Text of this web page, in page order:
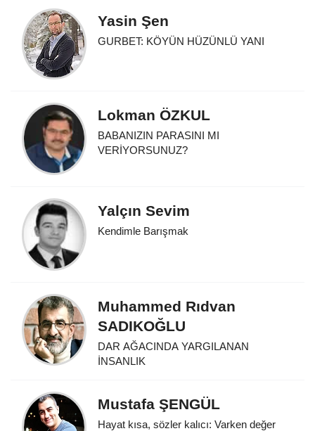
Yasin Şen
GURBET: KÖYÜN HÜZÜNLÜ YANI
Lokman ÖZKUL
BABANIZIN PARASINI MI
VERİYORSUNUZ?
Yalçın Sevim
Kendimle Barışmak
Muhammed Rıdvan
SADIKOĞLU
DAR AĞACINDA YARGILANAN
İNSANLIK
Mustafa ŞENGÜL
Hayat kısa, sözler kalıcı: Varken değer